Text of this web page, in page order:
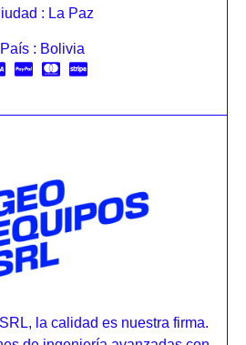
: La Paz
País : Bolivia
la calidad es nuestra firma.